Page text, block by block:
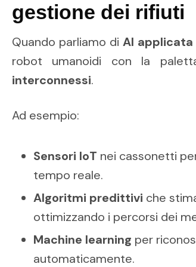
gestione dei rifiuti
Quando parliamo di AI
robot umanoidi con la
interconnessi.
Ad esempio:
Sensori IoT nei cassonetti
tempo reale.
Algoritmi predittivi che
ottimizzando i percorsi dei
Machine learning per
automaticamente.